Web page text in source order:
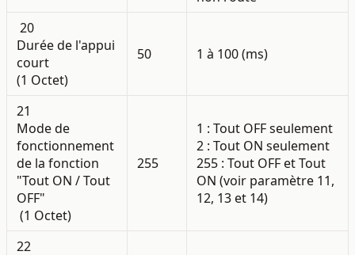
20
Durée de l'appui
court
(1 Octet)
50 1 à 100 (ms)
21
Mode de
fonctionnement
de la fonction
"Tout ON / Tout
OFF"
(1 Octet)
255
1 : Tout OFF seulement
2 : Tout ON seulement
255 : Tout OFF et Tout
ON (voir paramètre 11,
12, 13 et 14)
22